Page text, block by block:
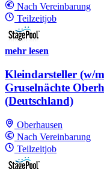
Nach Vereinbarung
Teilzeitjob
mehr lesen
Kleindarsteller (w/
Gruselnächte
(Deutschland)
Oberhausen
Nach Vereinbarung
Teilzeitjob